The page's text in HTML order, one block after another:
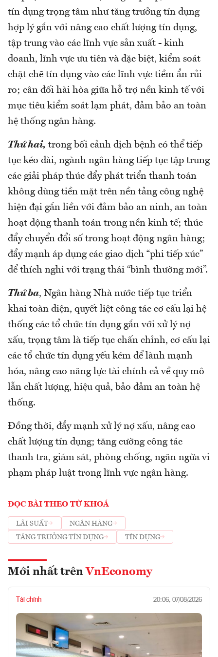
tín dụng trọng tâm như tăng trưởng tín dụng
hợp lý gắn với nâng cao chất lượng tín dụng,
tập trung vào các lĩnh vực sản xuất - kinh
doanh, lĩnh vực ưu tiên và đặc biệt, kiểm soát
chặt chẽ tín dụng vào các lĩnh vực tiềm ẩn rủi
ro; cân đối hài hòa giữa hỗ trợ nền kinh tế với
mục tiêu kiểm soát lạm phát, đảm bảo an toàn
hệ thống ngân hàng.
Thứ hai, trong bối cảnh dịch bệnh có thể tiếp
tục kéo dài, ngành ngân hàng tiếp tục tập trung
các giải pháp thúc đẩy phát triển thanh toán
không dùng tiền mặt trên nền tảng công nghệ
hiện đại gắn liền với đảm bảo an ninh, an toàn
hoạt động thanh toán trong nền kinh tế; thúc
đẩy chuyển đổi số trong hoạt động ngân hàng;
đẩy mạnh áp dụng các giao dịch “phi tiếp xúc”
để thích nghi với trạng thái “bình thường mới”.
Thứ ba, Ngân hàng Nhà nước tiếp tục triển
khai toàn diện, quyết liệt công tác cơ cấu lại hệ
thống các tổ chức tín dụng gắn với xử lý nợ
xấu, trọng tâm là tiếp tục chấn chỉnh, cơ cấu lại
các tổ chức tín dụng yếu kém để lành mạnh
hóa, nâng cao năng lực tài chính cả về quy mô
lẫn chất lượng, hiệu quả, bảo đảm an toàn hệ
thống.
Đồng thời, đẩy mạnh xử lý nợ xấu, nâng cao
chất lượng tín dụng; tăng cường công tác
thanh tra, giám sát, phòng chống, ngăn ngừa vi
phạm pháp luật trong lĩnh vực ngân hàng.
ĐỌC BÀI THEO TỪ KHOÁ
LÃI SUẤT
NGÂN HÀNG
TĂNG TRƯỞNG TÍN DỤNG
TÍN DỤNG
Mới nhất trên VnEconomy
Tài chính 20:06, 07/08/2026